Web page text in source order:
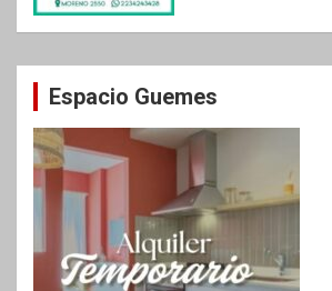
Espacio Guemes